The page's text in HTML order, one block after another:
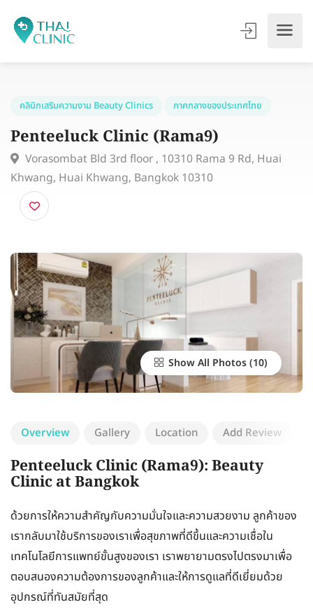
คลินิกเสริมความงาม Beauty Clinics
Penteeluck Clinic (Rama9)
Vorasombat Bld 3rd floor , 10310 Rama 9 Rd, Huai
Khwang, Huai Khwang, Bangkok 10310
Show All Photos
Overview Gallery Location Add Review
Penteeluck Clinic (Rama9): Beauty
Clinic at Bangkok
ด้วยการให้ความสำคัญกับความมั่นใจและความสวยงาม ลูกค้าของ
เรากลับมาใช้บริการของเราเพื่อสุขภาพที่ดีขึ้นและความเชื่อใน
เทคโนโลยีการแพทย์ขั้นสูงของเรา เราพยายามตรงไปตรงมาเพื่อ
ตอบสนองความต้องการของลูกค้าและให้การดูแลที่ดีเยี่ยมด้วย
อุปกรณ์ที่ทันสมัยที่สุด